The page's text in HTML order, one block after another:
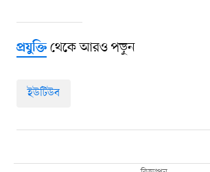
প্রযুক্তিথেকে আরও পড়ুন
ইউটিউব